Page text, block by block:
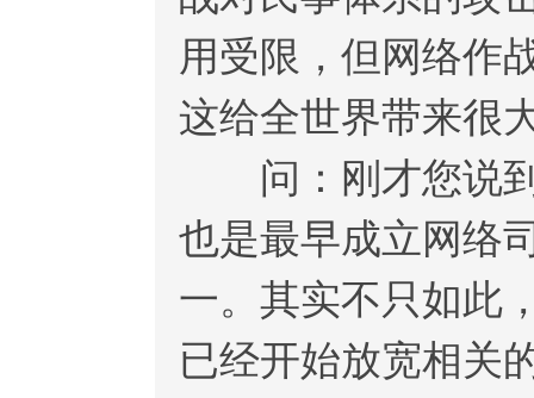
用受限，但网络作
这给全世界带来很
问：刚才您说到
也是最早成立网络
一。其实不只如此
已经开始放宽相关